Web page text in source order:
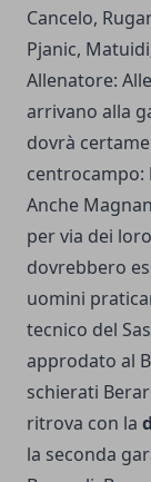
Cancelo,
Pjanic,
Allenatore:
arrivano alla
dovrà
centrocampo:
Anche
per via dei
dovrebbero
uomini
tecnico del
approdato al
schierati
ritrova con la
la seconda